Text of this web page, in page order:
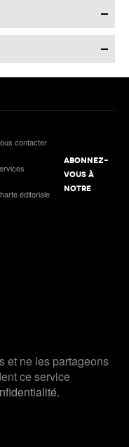
2025 à Nanjing :
spécial
2025 à Apeldoorn
| Jour 9 :
mondiale en plein air
Track, grande
contacter
éditoriale
ABONNEZ-
VOUS À
NOTRE
et ne les partageons
ce service